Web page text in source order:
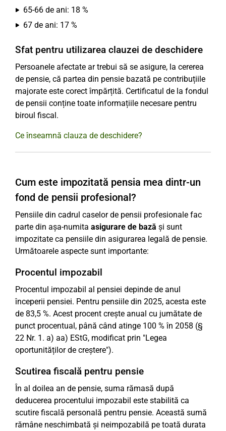
65-66 de ani: 18 %
67 de ani: 17 %
Sfat pentru utilizarea clauzei de deschidere
Persoanele afectate ar trebui să se asigure, la cererea
de pensie, că partea din pensie bazată pe contribuțiile
majorate este corect împărțită. Certificatul de la fondul
de pensii conține toate informațiile necesare pentru
biroul fiscal.
Ce înseamnă clauza de deschidere?
Cum este impozitată pensia mea dintr-un
fond de pensii profesional?
Pensiile din cadrul caselor de pensii profesionale fac
parte din așa-numita asigurare de bază și sunt
impozitate ca pensiile din asigurarea legală de pensie.
Următoarele aspecte sunt importante:
Procentul impozabil
Procentul impozabil al pensiei depinde de anul
începerii pensiei. Pentru pensiile din 2025, acesta este
de 83,5 %. Acest procent crește anual cu jumătate de
punct procentual, până când atinge 100 % în 2058 (§
22 Nr. 1. a) aa) EStG, modificat prin "Legea
oportunităților de creștere").
Scutirea fiscală pentru pensie
În al doilea an de pensie, suma rămasă după
deducerea procentului impozabil este stabilită ca
scutire fiscală personală pentru pensie. Această sumă
rămâne neschimbată și neimpozabilă pe toată durata